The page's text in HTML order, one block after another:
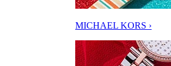
MICHAEL KORS ›